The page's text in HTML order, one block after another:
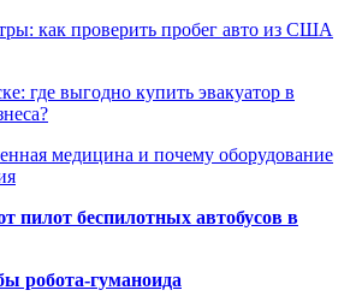
как проверить пробег авто из США
где выгодно купить эвакуатор в
медицина и почему оборудование
пилот беспилотных автобусов в
робота-гуманоида